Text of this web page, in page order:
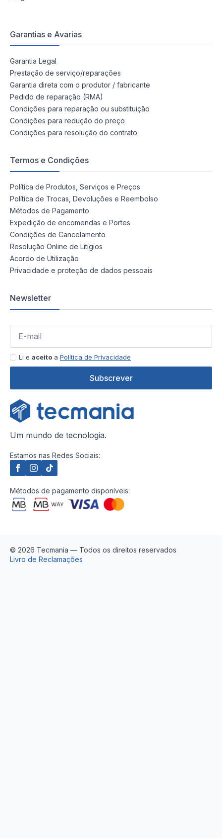
Garantias e Avarias
Garantia Legal
Prestação de serviço/reparações
Garantia direta com o produtor / fabricante
Pedido de reparação (RMA)
Condições para reparação ou substituição
Condições para redução do preço
Condições para resolução do contrato
Termos e Condições
Política de Produtos, Serviços e Preços
Política de Trocas, Devoluções e Reembolso
Métodos de Pagamento
Expedição de encomendas e Portes
Condições de Cancelamento
Resolução Online de Litígios
Acordo de Utilização
Privacidade e proteção de dados pessoais
Newsletter
Li e aceito a Política de Privacidade
Subscrever
Um mundo de tecnologia.
Estamos nas Redes Sociais:
Métodos de pagamento disponíveis:
© 2026 Tecmania — Todos os direitos reservados
Livro de Reclamações